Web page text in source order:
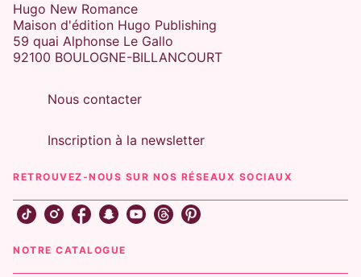
Hugo New Romance
Maison d'édition Hugo Publishing
59 quai Alphonse Le Gallo
92100 BOULOGNE-BILLANCOURT
Nous contacter
Inscription à la newsletter
RETROUVEZ-NOUS SUR NOS RÉSEAUX SOCIAUX
NOTRE CATALOGUE